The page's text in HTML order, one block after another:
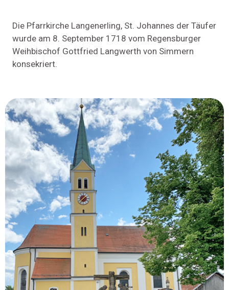
Die Pfarrkirche Langenerling, St. Johannes der Täufer
wurde am 8. September 1718 vom Regensburger
Weihbischof Gottfried Langwerth von Simmern
konsekriert.